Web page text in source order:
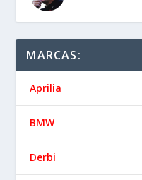
MARCAS:
Aprilia
BMW
Derbi